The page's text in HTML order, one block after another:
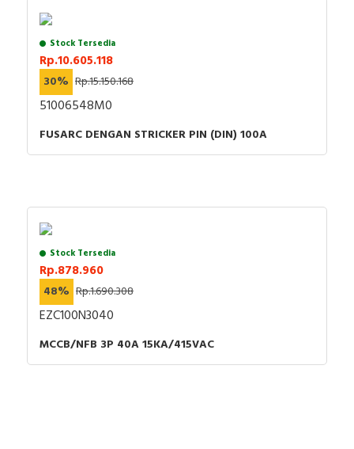
Stock Tersedia
Rp.10.605.118
30% Rp.15.150.168
51006548M0
FUSARC DENGAN STRICKER PIN (DIN) 100A
Stock Tersedia
Rp.878.960
48% Rp.1.690.308
EZC100N3040
MCCB/NFB 3P 40A 15KA/415VAC